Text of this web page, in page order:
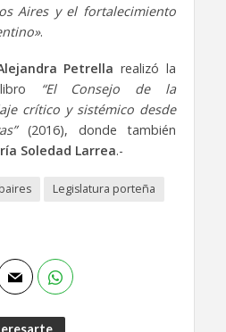
Aires y el fortalecimiento
.
Petrella realizó la
“El Consejo de la
crítico y sistémico desde
(2016), donde también
Soledad Larrea.-
Legislatura porteña